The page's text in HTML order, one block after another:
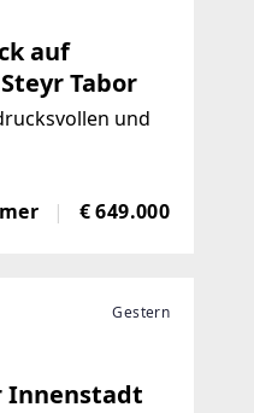
auf
Tabor
und
dieses
Umfeld ,
€ 649.000
Gestern
Innenstadt